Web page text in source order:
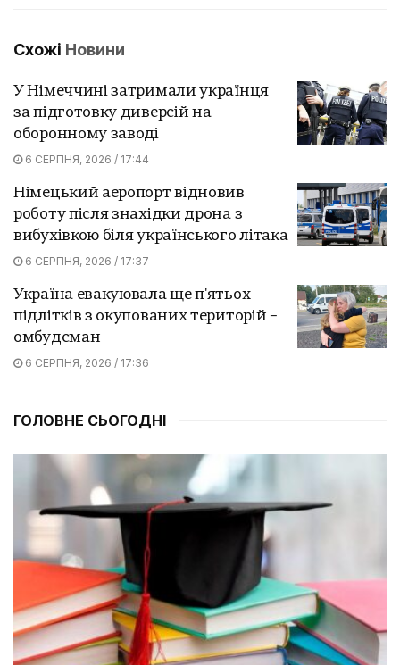
Схожі Новини
У Німеччині затримали українця
за підготовку диверсій на
оборонному заводі
6 СЕРПНЯ, 2026 / 17:44
Німецький аеропорт відновив
роботу після знахідки дрона з
вибухівкою біля українського літака
6 СЕРПНЯ, 2026 / 17:37
Україна евакуювала ще п'ятьох
підлітків з окупованих територій –
омбудсман
6 СЕРПНЯ, 2026 / 17:36
ГОЛОВНЕ СЬОГОДНІ